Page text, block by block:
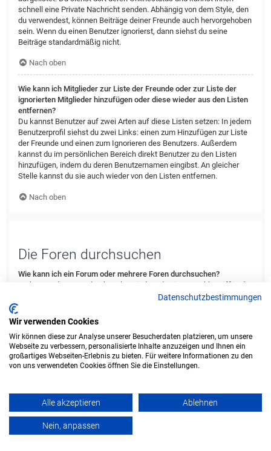
schnell eine Private Nachricht senden. Abhängig von dem Style, den
du verwendest, können Beiträge deiner Freunde auch hervorgehoben
sein. Wenn du einen Benutzer ignorierst, dann siehst du seine
Beiträge standardmäßig nicht.
Nach oben
Wie kann ich Mitglieder zur Liste der Freunde oder zur Liste der
ignorierten Mitglieder hinzufügen oder diese wieder aus den Listen
entfernen?
Du kannst Benutzer auf zwei Arten auf diese Listen setzen: In jedem
Benutzerprofil siehst du zwei Links: einen zum Hinzufügen zur Liste
der Freunde und einen zum Ignorieren des Benutzers. Außerdem
kannst du im persönlichen Bereich direkt Benutzer zu den Listen
hinzufügen, indem du deren Benutzernamen eingibst. An gleicher
Stelle kannst du sie auch wieder von den Listen entfernen.
Nach oben
Die Foren durchsuchen
Wie kann ich ein Forum oder mehrere Foren durchsuchen?
Du kannst die Foren durchsuchen, indem du einen Suchbegriff in die
Suchbox eingibst, die du in der Foren-Übersicht, der Foren- oder
indem du den „Erweiterte Suche“-Link anklickst, der von jeder Seite
Nach oben
zu viele gängige Wörter, welche von phpBB nicht indiziert werden.
Stelle eine spezifischere Anfrage und benutze die Optionen, die dir
die erweiterte Suche bietet. Außerdem ist es natürlich auch möglich,
dass dein(e) Suchbegriff(e) hier nirgends im Forum verwendet
Datenschutzbestimmungen
Wir verwenden Cookies
Wir können diese zur Analyse unserer Besucherdaten platzieren, um unsere
Webseite zu verbessern, personalisierte Inhalte anzuzeigen und Ihnen ein
großartiges Webseiten-Erlebnis zu bieten. Für weitere Informationen zu den
von uns verwendeten Cookies öffnen Sie die Einstellungen.
Alle akzeptieren Ablehnen
Nein, anpassen